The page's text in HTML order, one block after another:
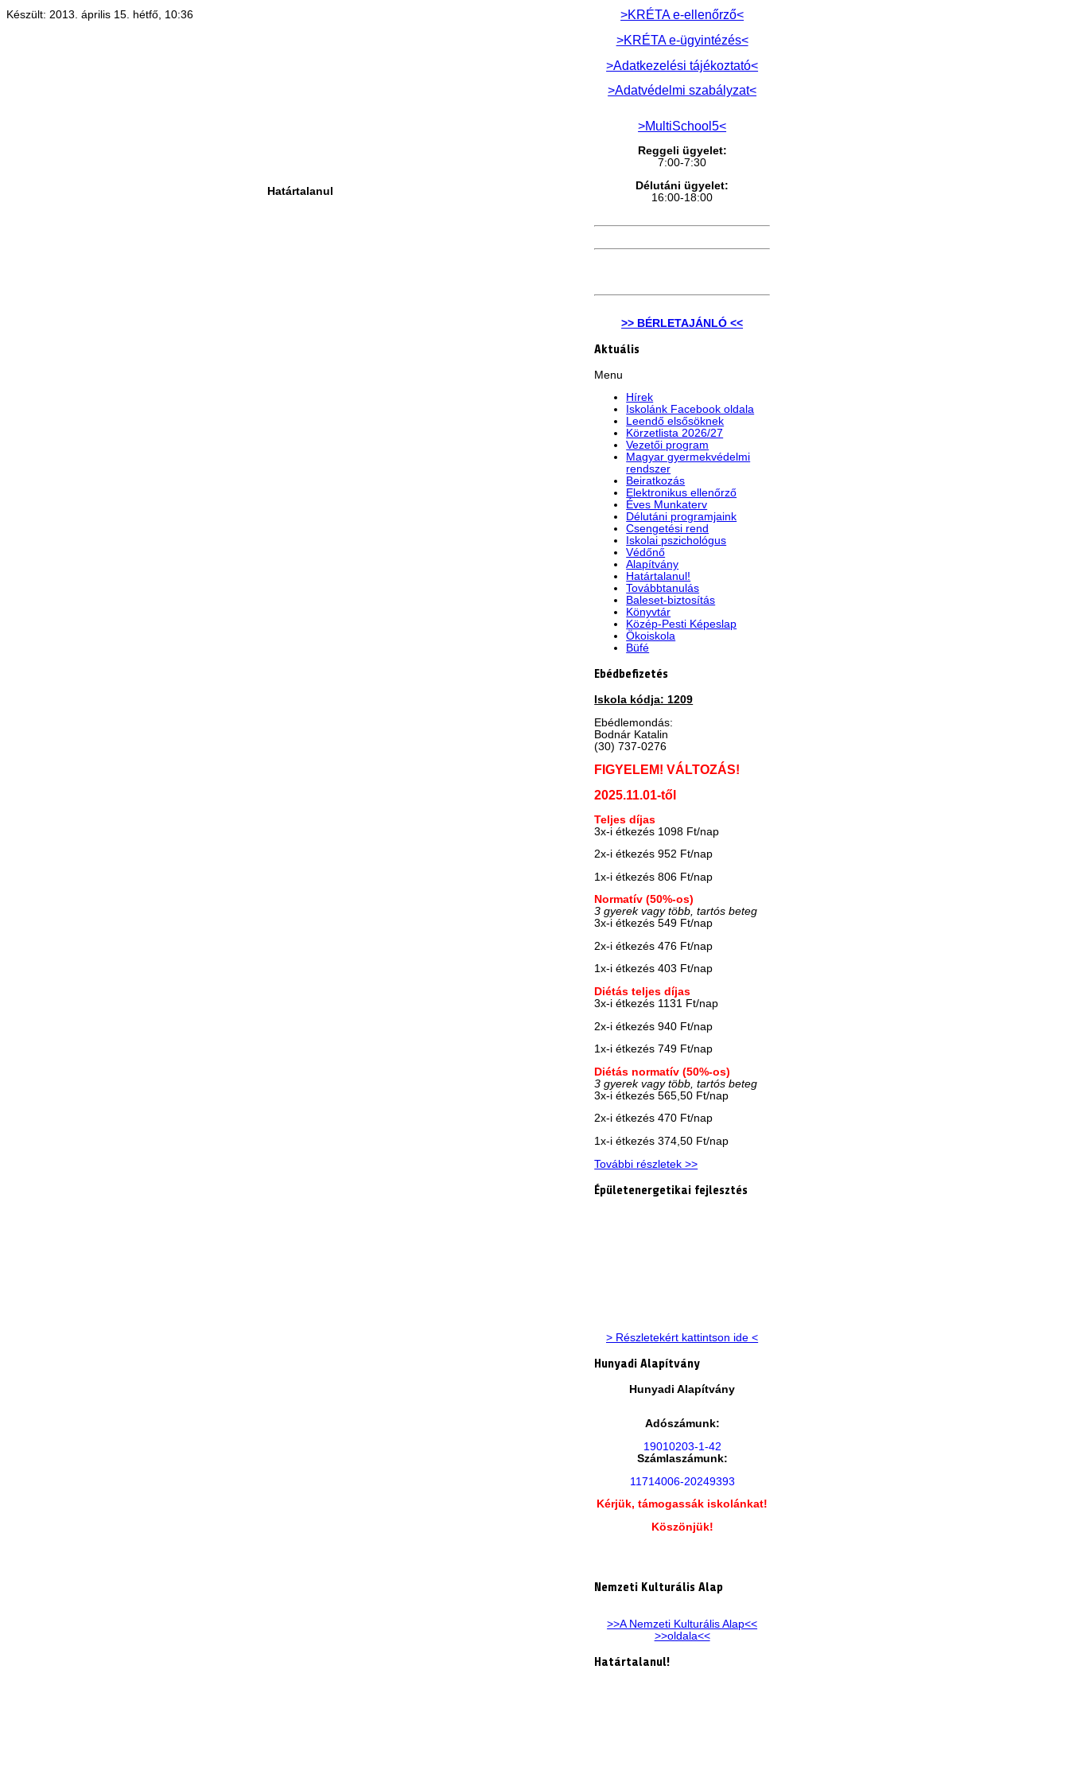
Készült: 2013. április 15. hétfő, 10:36
Határtalanul
>KRÉTA e-ellenőrző<
>KRÉTA e-ügyintézés<
>Adatkezelési tájékoztató<
>Adatvédelmi szabályzat<
>MultiSchool5<
Reggeli ügyelet:
7:00-7:30
Délutáni ügyelet:
16:00-18:00
>> BÉRLETAJÁNLÓ <<
Aktuális
Menu
Hírek
Iskolánk Facebook oldala
Leendő elsősöknek
Körzetlista 2026/27
Vezetői program
Magyar gyermekvédelmi
rendszer
Beiratkozás
Elektronikus ellenőrző
Éves Munkaterv
Délutáni programjaink
Csengetési rend
Iskolai pszichológus
Védőnő
Alapítvány
Határtalanul!
Továbbtanulás
Baleset-biztosítás
Könyvtár
Közép-Pesti Képeslap
Ökoiskola
Büfé
Ebédbefizetés
Iskola kódja: 1209
Ebédlemondás:
Bodnár Katalin
(30) 737-0276
FIGYELEM! VÁLTOZÁS!
2025.11.01-től
Teljes díjas
3x-i étkezés 1098 Ft/nap
2x-i étkezés 952 Ft/nap
1x-i étkezés 806 Ft/nap
Normatív (50%-os)
3 gyerek vagy több, tartós beteg
3x-i étkezés 549 Ft/nap
2x-i étkezés 476 Ft/nap
1x-i étkezés 403 Ft/nap
Diétás teljes díjas
3x-i étkezés 1131 Ft/nap
2x-i étkezés 940 Ft/nap
1x-i étkezés 749 Ft/nap
Diétás normatív (50%-os)
3 gyerek vagy több, tartós beteg
3x-i étkezés 565,50 Ft/nap
2x-i étkezés 470 Ft/nap
1x-i étkezés 374,50 Ft/nap
További részletek >>
Épületenergetikai fejlesztés
> Részletekért kattintson ide <
Hunyadi Alapítvány
Hunyadi Alapítvány
Adószámunk:
19010203-1-42
Számlaszámunk:
11714006-20249393
Kérjük, támogassák iskolánkat!
Köszönjük!
Nemzeti Kulturális Alap
>>A Nemzeti Kulturális Alap<<
>>oldala<<
Határtalanul!